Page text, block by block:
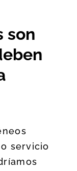
son
servicio